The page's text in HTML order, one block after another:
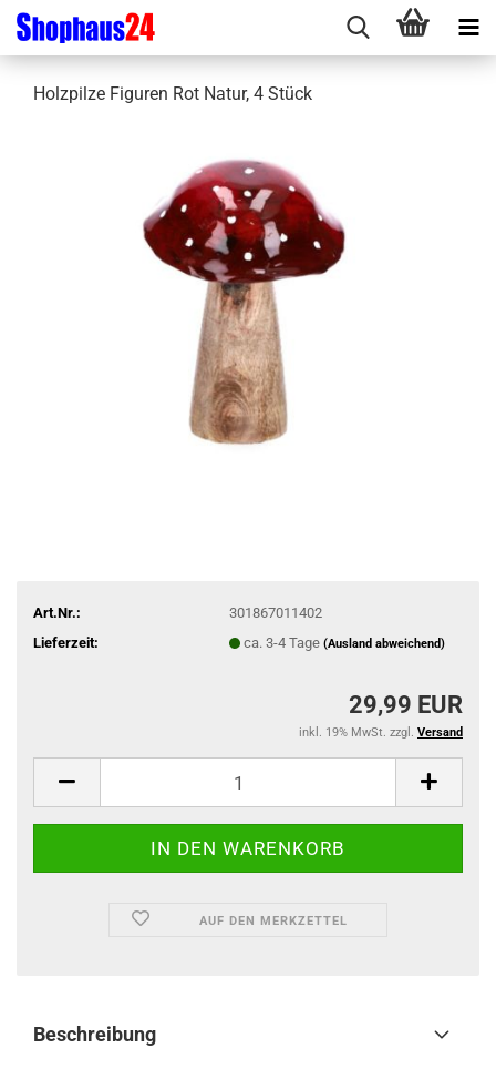
Holzpilze Figuren Rot Natur, 4 Stück
Art.Nr.:
301867011402
Lieferzeit:
ca. 3-4 Tage (Ausland abweichend)
29,99 EUR
inkl. 19% MwSt. zzgl. Versand
AUF DEN MERKZETTEL
Beschreibung